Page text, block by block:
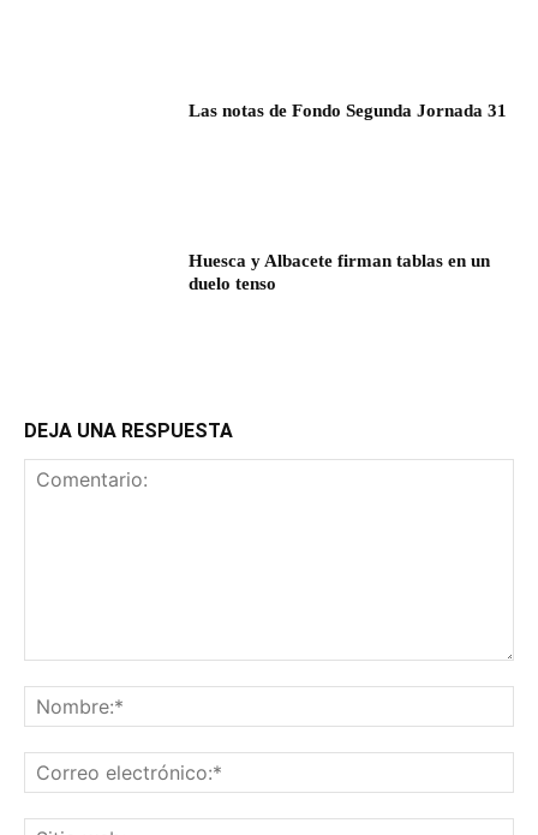
Las notas de Fondo Segunda Jornada 31
Huesca y Albacete firman tablas en un
duelo tenso
DEJA UNA RESPUESTA